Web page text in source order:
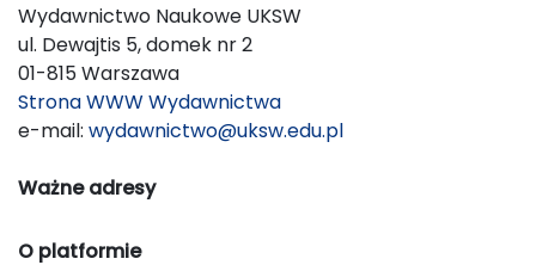
Wydawnictwo Naukowe UKSW
ul. Dewajtis 5, domek nr 2
01-815 Warszawa
Strona WWW Wydawnictwa
e-mail: wydawnictwo@uksw.edu.pl
Ważne adresy
O platformie